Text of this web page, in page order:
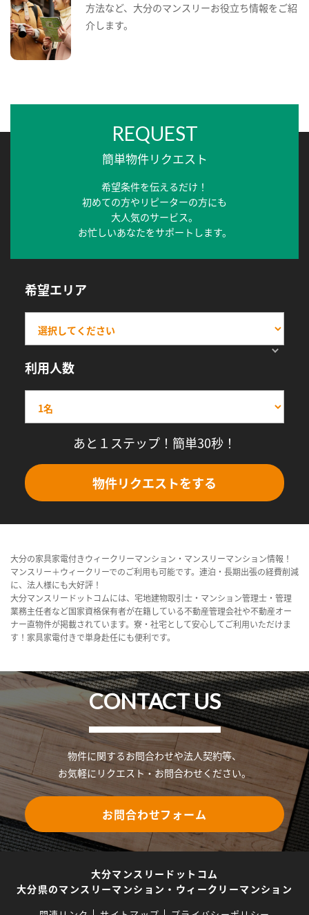
方法など、大分のマンスリーお役立ち情報をご紹
介します。
REQUEST
簡単物件リクエスト
希望条件を伝えるだけ！
初めての方やリピーターの方にも
大人気のサービス。
お忙しいあなたをサポートします。
希望エリア
利用人数
あと１ステップ！簡単30秒！
物件リクエストをする
大分の家具家電付きウィークリーマンション・マンスリーマンション情報！
マンスリー＋ウィークリーでのご利用も可能です。連泊・長期出張の経費削減
に、法人様にも大好評！
大分マンスリードットコムには、宅地建物取引士・マンション管理士・管理
業務主任者など国家資格保有者が在籍している不動産管理会社や不動産オー
ナー直物件が掲載されています。寮・社宅として安心してご利用いただけま
す！家具家電付きで単身赴任にも便利です。
CONTACT US
物件に関するお問合わせや法人契約等、
お気軽にリクエスト・お問合わせください。
お問合わせフォーム
大分マンスリードットコム
大分県のマンスリーマンション・ウィークリーマンション